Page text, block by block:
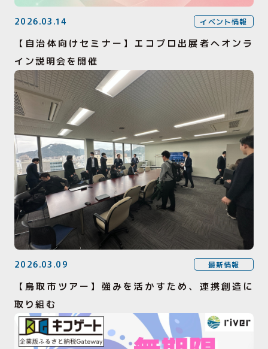
2026.03.14 イベント情報
【自治体向けセミナー】エコプロ出展者へオンラ
イン説明会を開催
2026.03.09 最新情報
【鳥取市ツアー】強みを活かすため、連携創造に
取り組む